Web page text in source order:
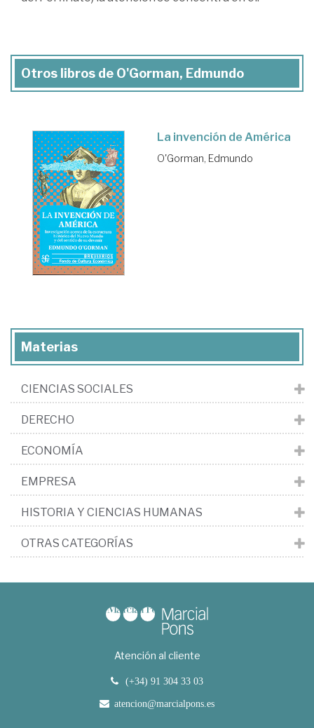
Otros libros de O'Gorman, Edmundo
La invención de América
O'Gorman, Edmundo
Materias
CIENCIAS SOCIALES
DERECHO
ECONOMÍA
EMPRESA
HISTORIA Y CIENCIAS HUMANAS
OTRAS CATEGORÍAS
Atención al cliente
(+34) 91 304 33 03
atencion@marcialpons.es